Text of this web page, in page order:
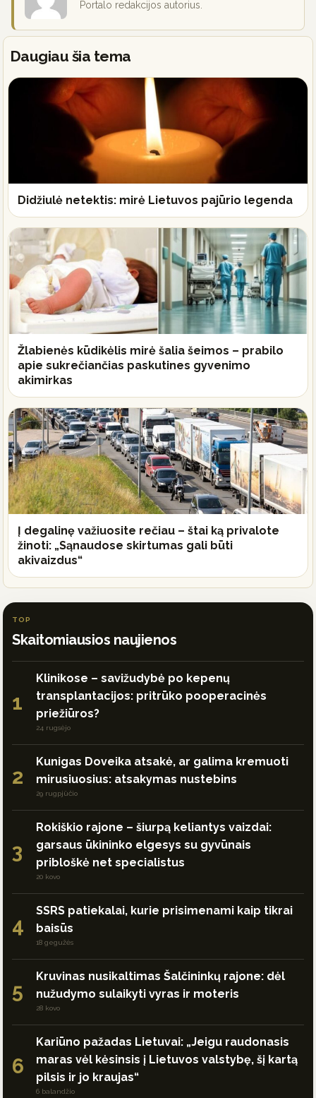
Portalo redakcijos autorius.
Daugiau šia tema
Didžiulė netektis: mirė Lietuvos pajūrio legenda
Žlabienės kūdikėlis mirė šalia šeimos – prabilo
apie sukrečiančias paskutines gyvenimo
akimirkas
Į degalinę važiuosite rečiau – štai ką privalote
žinoti: „Sąnaudose skirtumas gali būti
akivaizdus“
TOP
Skaitomiausios naujienos
1
Klinikose – savižudybė po kepenų
transplantacijos: pritrūko pooperacinės
priežiūros?
24 rugsėjo
2
Kunigas Doveika atsakė, ar galima kremuoti
mirusiuosius: atsakymas nustebins
29 rugpjūčio
3
Rokiškio rajone – šiurpą keliantys vaizdai:
garsaus ūkininko elgesys su gyvūnais
pribloškė net specialistus
20 kovo
4
SSRS patiekalai, kurie prisimenami kaip tikrai
baisūs
18 gegužės
5
Kruvinas nusikaltimas Šalčininkų rajone: dėl
nužudymo sulaikyti vyras ir moteris
28 kovo
6
Kariūno pažadas Lietuvai: „Jeigu raudonasis
maras vėl kėsinsis į Lietuvos valstybę, šį kartą
pilsis ir jo kraujas“
6 balandžio